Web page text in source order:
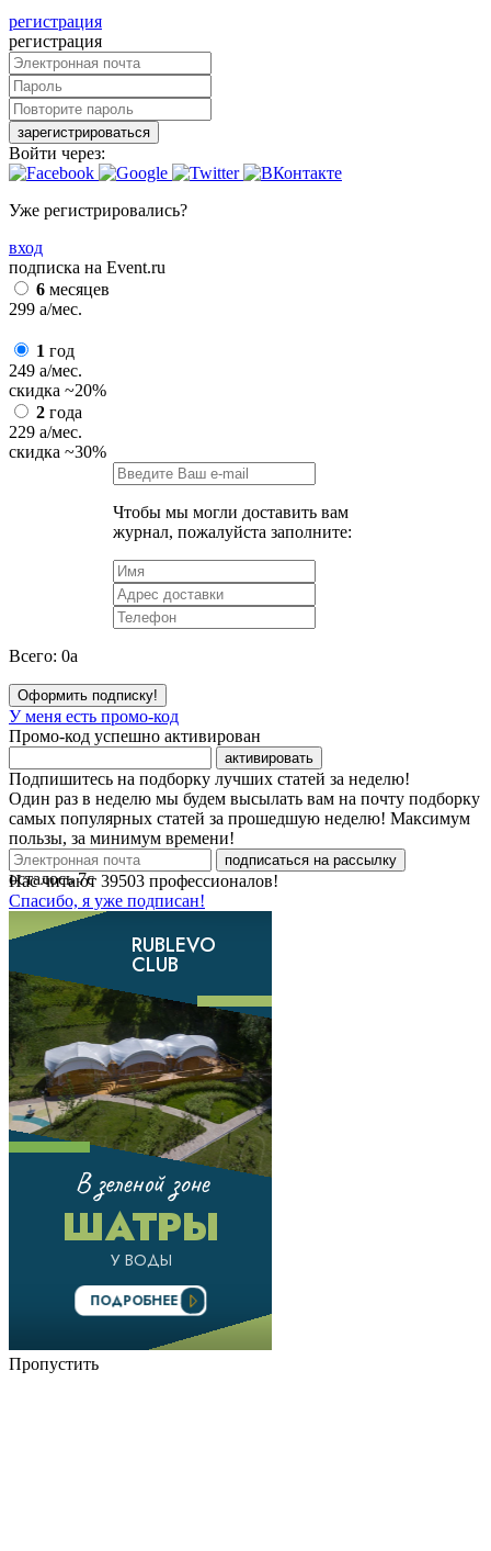
регистрация
регистрация
зарегистрироваться
Войти через:
Уже регистрировались?
вход
подписка на Event.ru
6 месяцев
299 a/мес.
1 год
249 a/мес.
скидка ~20%
2 года
229 a/мес.
скидка ~30%
Чтобы мы могли доставить вам
журнал, пожалуйста заполните:
Всего: 0a
Оформить подписку!
У меня есть промо-код
Промо-код успешно активирован
активировать
Подпишитесь на подборку лучших статей за неделю!
Один раз в неделю мы будем высылать вам на почту подборку
самых популярных статей за прошедшую неделю! Максимум
пользы, за минимум времени!
подписаться на рассылку
Нас читают 39503 профессионалов!
Спасибо, я уже подписан!
осталось7с
Пропустить